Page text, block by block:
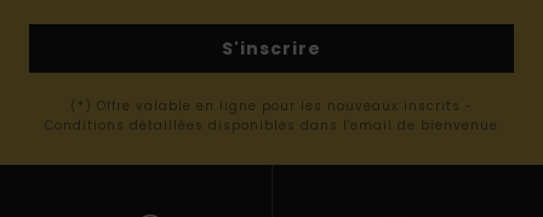
S'inscrire
(*) Offre valable en ligne pour les nouveaux inscrits -
Conditions détaillées disponibles dans l'email de bienvenue